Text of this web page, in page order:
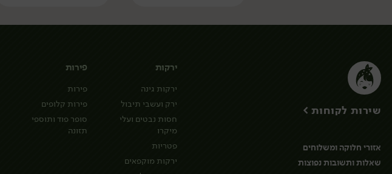
ירקות
ירקות גינה
ירק ועשבי תיבול
חסות נבטים ועלי
מיקרו
פטריות
ירקות מוקפאים
פירות
פירות
פירות קלופים
סופר פוד ותוספי
תזונה
שירות לקוחות >
אזורי חלוקה ומשלוחים
שאלות ותשובות נפוצות